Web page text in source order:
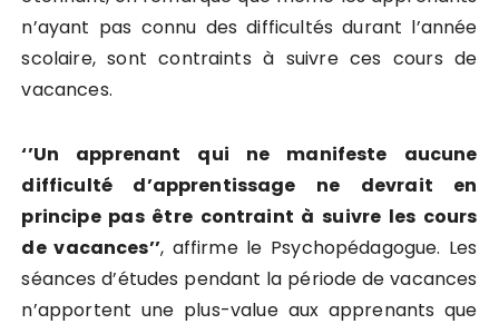
n’ayant pas connu des difficultés durant l’année
scolaire, sont contraints à suivre ces cours de
vacances.
‘’Un apprenant qui ne manifeste aucune
difficulté d’apprentissage ne devrait en
principe pas être contraint à suivre les cours
de vacances’’, affirme le Psychopédagogue. Les
séances d’études pendant la période de vacances
n’apportent une plus-value aux apprenants que